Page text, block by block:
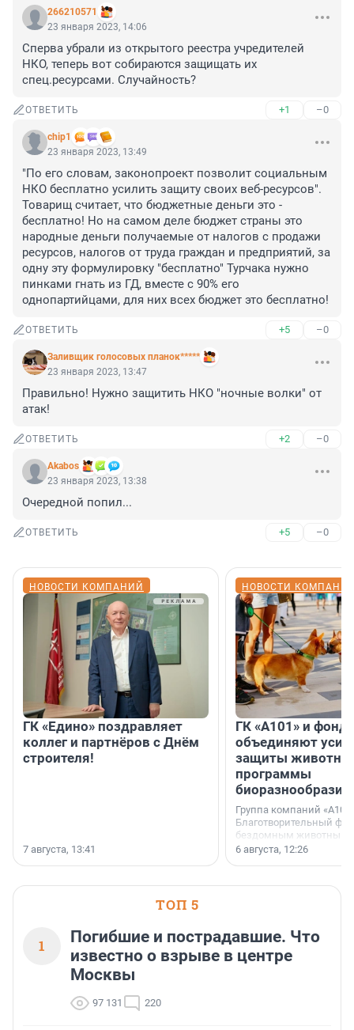
266210571
23 января 2023, 14:06
Сперва убрали из открытого реестра учредителей
НКО, теперь вот собираются защищать их
спец.ресурсами. Случайность?
ОТВЕТИТЬ +1 –0
chip1
23 января 2023, 13:49
"По его словам, законопроект позволит социальным
НКО бесплатно усилить защиту своих веб-ресурсов".
Товарищ считает, что бюджетные деньги это -
бесплатно! Но на самом деле бюджет страны это
народные деньги получаемые от налогов с продажи
ресурсов, налогов от труда граждан и предприятий, за
одну эту формулировку "бесплатно" Турчака нужно
пинками гнать из ГД, вместе с 90% его
однопартийцами, для них всех бюджет это бесплатно!
ОТВЕТИТЬ +5 –0
Заливщик голосовых планок*****
23 января 2023, 13:47
Правильно! Нужно защитить НКО "ночные волки" от
атак!
ОТВЕТИТЬ +2 –0
Akabos
23 января 2023, 13:38
Очередной попил...
ОТВЕТИТЬ +5 –0
НОВОСТИ КОМПАНИЙ
ГК «Едино» поздравляет
коллег и партнёров с Днём
строителя!
7 августа, 13:41
НОВОСТИ
ГК «А101» и фонд
объединяют
защиты
программы
биоразнообразия
Группа компаний
Благотворительный
бездомным животным
заключили соглашение
6 августа, 12:26
ТОП 5
1
Погибшие и пострадавшие. Что
известно о взрыве в центре
Москвы
97 131 220